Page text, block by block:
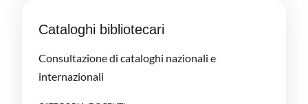
Cataloghi bibliotecari
Consultazione di cataloghi nazionali e
internazionali